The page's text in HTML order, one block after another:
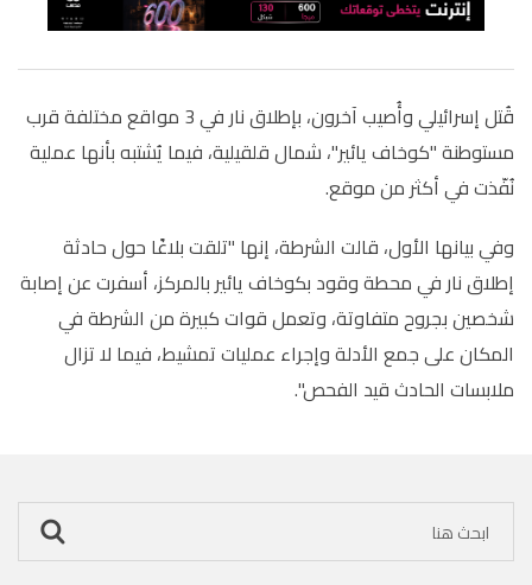
قُتل إسرائيلي وأُصيب آخرون، بإطلاق نار في 3 مواقع مختلفة قرب
مستوطنة "كوخاف يائير"، شمال قلقيلية، فيما يُشتبه بأنها عملية
نُفّذت في أكثر من موقع.
وفي بيانها الأول، قالت الشرطة، إنها "تلقت بلاغًا حول حادثة
إطلاق نار في محطة وقود بكوخاف يائير بالمركز، أسفرت عن إصابة
شخصين بجروح متفاوتة، وتعمل قوات كبيرة من الشرطة في
المكان على جمع الأدلة وإجراء عمليات تمشيط، فيما لا تزال
ملابسات الحادث قيد الفحص".